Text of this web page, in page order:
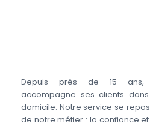
Depuis près de 15 ans,
accompagne ses clients
domicile. Notre service se
de notre métier : la confiance